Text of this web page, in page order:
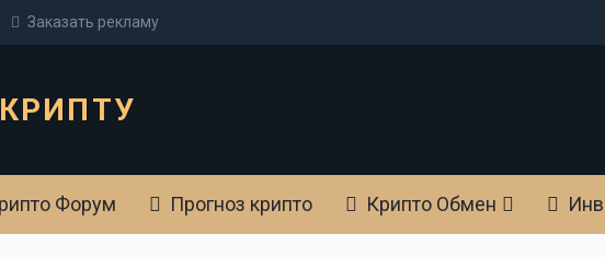
Заказать рекламу
Форум Прогноз крипто Крипто Обмен